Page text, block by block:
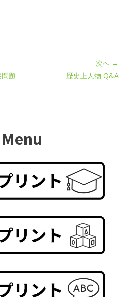
題
次へ →
歴史上人物 Q&A
Menu